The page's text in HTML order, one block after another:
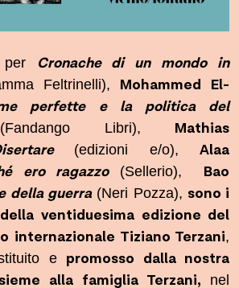
per
Cronache di un mondo in
Feltrinelli),
Mohammed El-
perfette e la politica del
(Fandango Libri),
Mathias
(edizioni e/o),
Alaa
ero ragazzo (Sellerio),
Bao
della guerra (Neri Pozza), sono i
ventiduesima edizione del
internazionale Tiziano Terzani,
e promosso dalla nostra
alla famiglia Terzani, nel